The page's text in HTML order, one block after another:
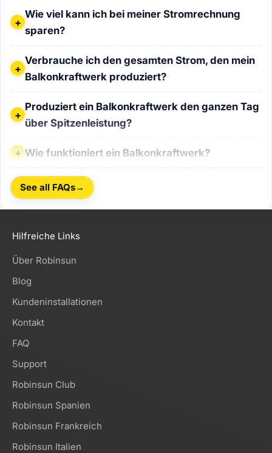
Wie viel kann ich bei meiner Stromrechnung
sparen?
Verbrauche ich den gesamten Strom, den mein
Balkonkraftwerk produziert?
Produziert ein Balkonkraftwerk den ganzen Tag
über Spitzenleistung?
Wie funktioniert ein Balkonkraftwerk?
Wie funktioniert ein Balkonkraftwerk?
See all FAQs→
Hilfreiche Links
Über Robinsun
Blog
Kundeninstallationen
Kontakt
FAQ
Support
Robinsun Club
Robinsun Spanien
Robinsun Frankreich
Robinsun Italien